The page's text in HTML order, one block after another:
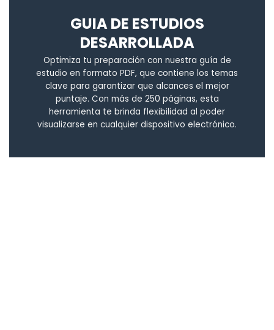
GUIA DE ESTUDIOS
DESARROLLADA
Optimiza tu preparación con nuestra guía de
estudio en formato PDF, que contiene los temas
clave para garantizar que alcances el mejor
puntaje. Con más de 250 páginas, esta
herramienta te brinda flexibilidad al poder
visualizarse en cualquier dispositivo electrónico.